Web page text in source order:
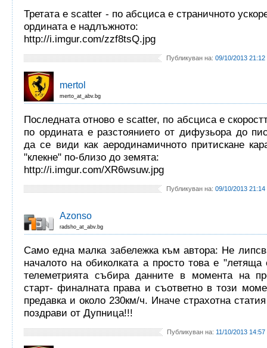
Третата е scatter - по абсциса е страничното
ордината е надлъжното:
http://i.imgur.com/zzf8tsQ.jpg
Публикуван на: 09/10/2013 21:12
mertol
merto_at_abv.bg
Последната отново е scatter, по абсциса е
по ордината е разстоянието от дифузьора до
да се види как аеродинамичното притискане
"клекне" по-близо до земята:
http://i.imgur.com/XR6wsuw.jpg
Публикуван на: 09/10/2013 21:14
Azonso
radsho_at_abv.bg
Само една малка забележка към автора: Не
началото на обиколката а просто това е "летяща
телеметрията събира данните в момента на
старт- финалната права и съответно в този
предавка и около 230км/ч. Иначе страхотна
поздрави от Дупница!!!
Публикуван на: 11/10/2013 14:57